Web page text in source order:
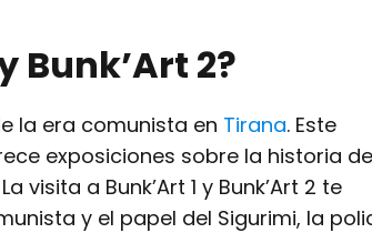
Bunk’Art 2?
la era comunista en Tirana. Este
exposiciones sobre la historia de
visita a Bunk’Art 1 y Bunk’Art 2 te
y el papel del Sigurimi, la